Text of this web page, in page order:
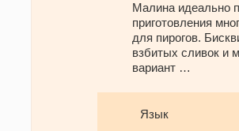
Малина идеально
приготовления
для пирогов.
взбитых сливок и
вариант …
Язык